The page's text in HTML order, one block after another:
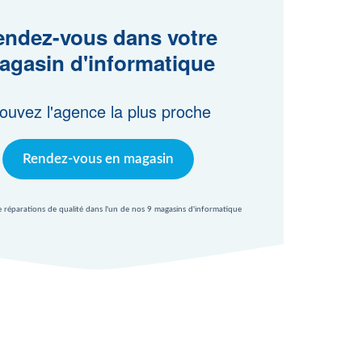
vous dans votre
d'informatique
l'agence la plus proche
Rendez-vous en magasin
réparations de qualité dans l'un de nos 9 magasins d'informatique